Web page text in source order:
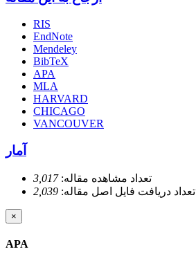
RIS
EndNote
Mendeley
BibTeX
APA
MLA
HARVARD
CHICAGO
VANCOUVER
آمار
تعداد مشاهده مقاله:3,017
تعداد دریافت فایل اصل مقاله: 2,039
×
APA